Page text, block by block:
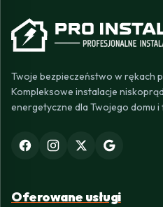
Twoje bezpieczeństwo w rękach
Kompleksowe instalacje
energetyczne dla Twojego domu i
Oferowane usługi